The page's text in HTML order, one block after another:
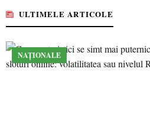
ULTIMELE ARTICOLE
NAȚIONALE